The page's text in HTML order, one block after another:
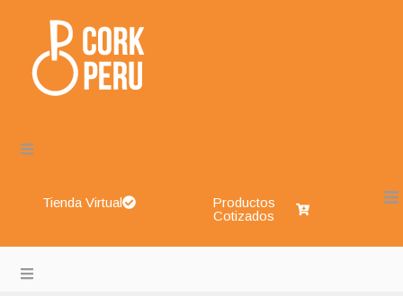
Tienda Virtual
Productos
Cotizados